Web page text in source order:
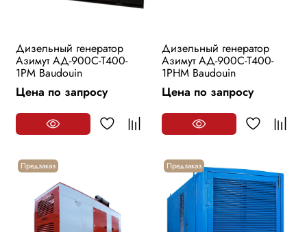
Дизельный генератор
Азимут АД-900С-Т400-
1РМ Baudouin
Цена по запросу
Дизельный генератор
Азимут АД-900С-Т400-
1РHМ Baudouin
Цена по запросу
Предзаказ Предзаказ